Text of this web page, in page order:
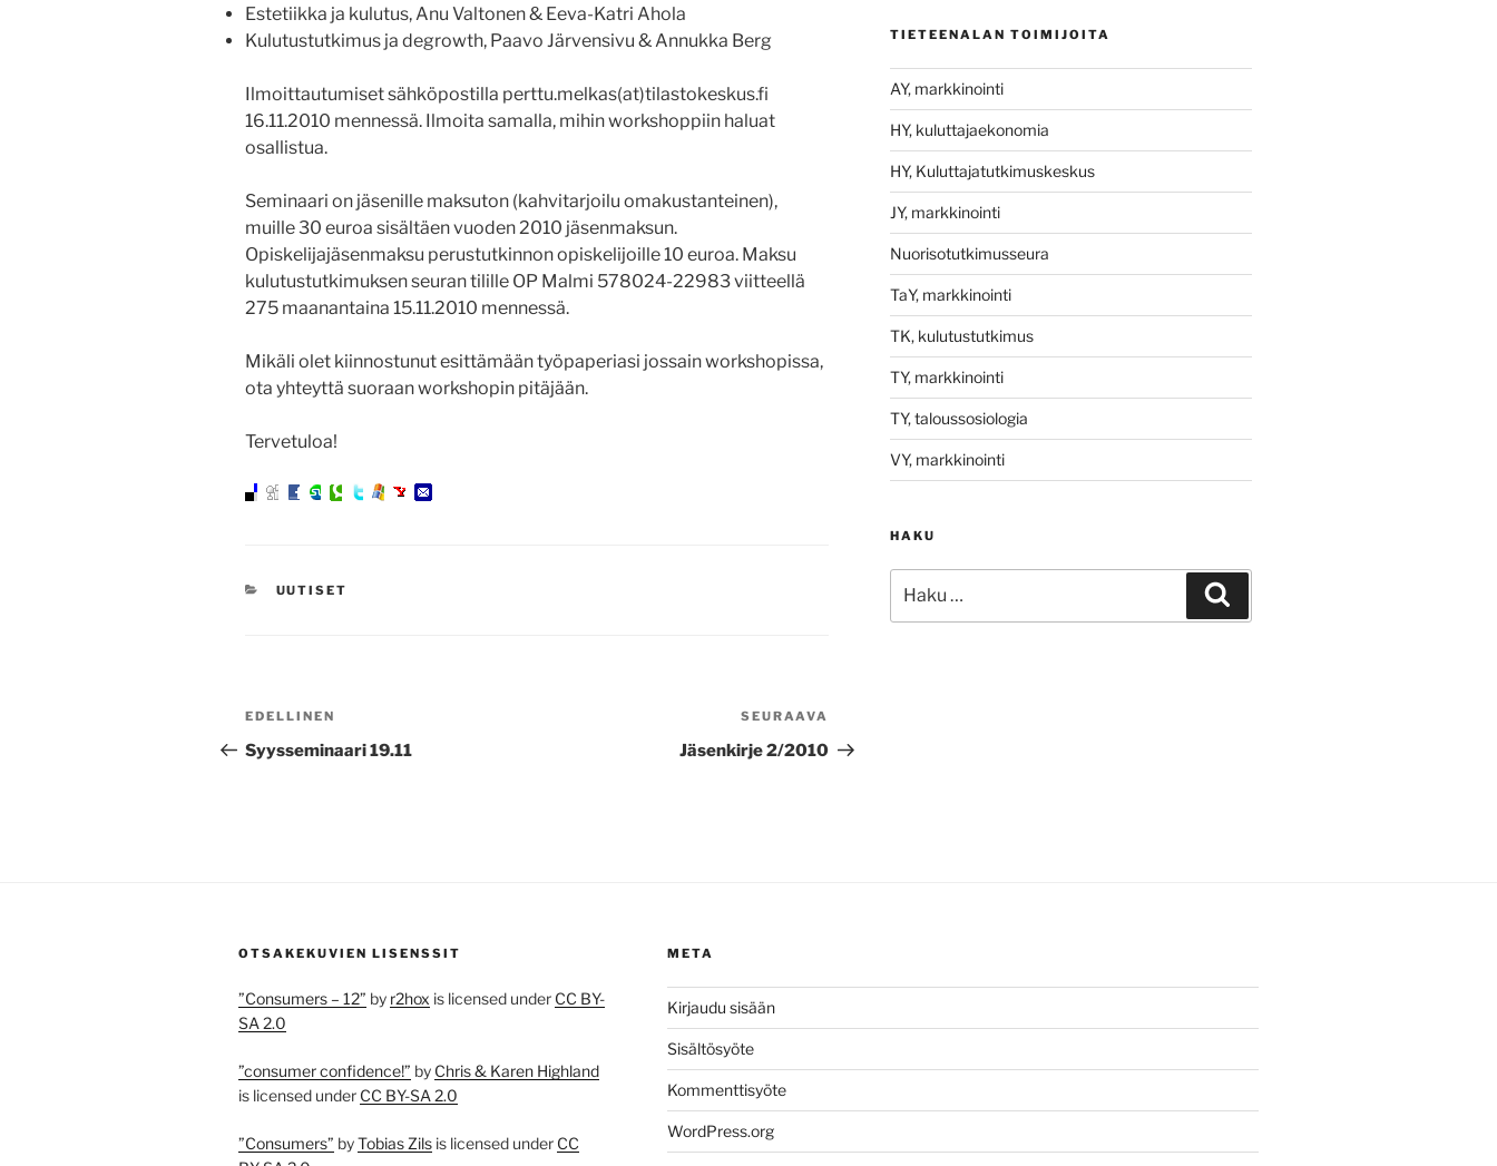
Estetiikka ja kulutus, Anu Valtonen & Eeva-Katri Ahola
Kulutustutkimus ja degrowth, Paavo Järvensivu & Annukka Berg
Ilmoittautumiset sähköpostilla perttu.melkas(at)tilastokeskus.fi
16.11.2010 mennessä. Ilmoita samalla, mihin workshoppiin haluat
osallistua.
Seminaari on jäsenille maksuton (kahvitarjoilu omakustanteinen),
muille 30 euroa sisältäen vuoden 2010 jäsenmaksun.
Opiskelijajäsenmaksu perustutkinnon opiskelijoille 10 euroa. Maksu
kulutustutkimuksen seuran tilille OP Malmi 578024-22983 viitteellä
275 maanantaina 15.11.2010 mennessä.
Mikäli olet kiinnostunut esittämään työpaperiasi jossain workshopissa,
ota yhteyttä suoraan workshopin pitäjään.
Tervetuloa!
KATEGORIAT
UUTISET
Artikkelien
selaus
Edellinen
artikkeli
EDELLINEN
Syysseminaari 19.11
artikkeli
SEURAAVA
Jäsenkirje 2/2010
TIETEENALAN TOIMIJOITA
AY, markkinointi
HY, kuluttajaekonomia
HY, Kuluttajatutkimuskeskus
JY, markkinointi
Nuorisotutkimusseura
TaY, markkinointi
TK, kulutustutkimus
TY, markkinointi
TY, taloussosiologia
VY, markkinointi
HAKU
OTSAKEKUVIEN LISENSSIT
”Consumers – 12” by r2hox is licensed under CC BY-
SA 2.0
”consumer confidence!” by Chris & Karen Highland
is licensed under CC BY-SA 2.0
”Consumers” byTobias Zils is licensed under CC
META
Kirjaudu sisään
Sisältösyöte
Kommenttisyöte
WordPress.org